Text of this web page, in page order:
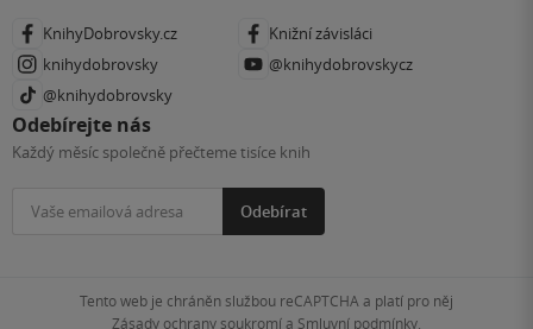
KnihyDobrovsky.cz
Knižní závisláci
knihydobrovsky
@knihydobrovskycz
@knihydobrovsky
Odebírejte nás
Každý měsíc společně přečteme tisíce knih
Odebírat
Tento web je chráněn službou reCAPTCHA a platí pro něj
Zásady ochrany soukromía Smluvní podmínky